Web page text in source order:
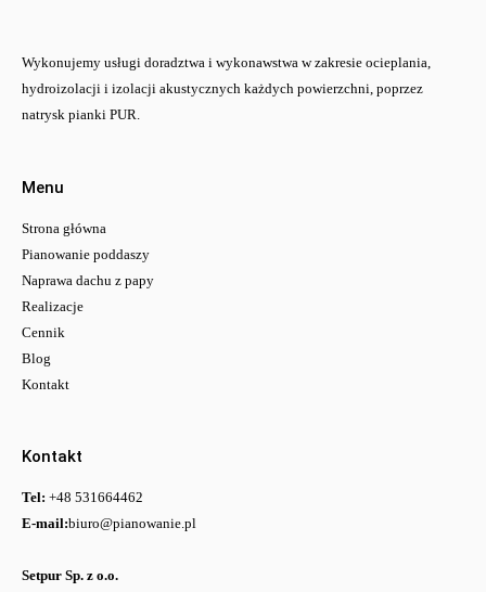
Wykonujemy usługi doradztwa i wykonawstwa w zakresie ocieplania,
hydroizolacji i izolacji akustycznych każdych powierzchni, poprzez
natrysk pianki PUR.
Menu
Strona główna
Pianowanie poddaszy
Naprawa dachu z papy
Realizacje
Cennik
Blog
Kontakt
Kontakt
Tel: +48 531664462
E-mail:biuro@pianowanie.pl
Setpur Sp. z o.o.